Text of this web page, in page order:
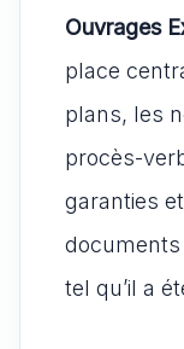
Ouvrages
place
plans, les
procès-
garanties
tel qu’il a